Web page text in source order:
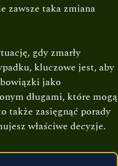
zawsze taka zmiana
gdy zmarły
kluczowe jest, aby
jako
długami, które mogą
także zasięgnąć porady
właściwe decyzje.